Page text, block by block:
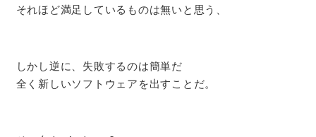
それほど満足しているものは無いと思う、
しかし逆に、失敗するのは簡単だ
全く新しいソフトウェアを出すことだ。